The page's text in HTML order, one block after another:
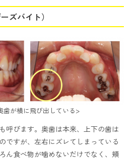
ズバイト）
歯が横に飛び出している>
呼びます。奥歯は本来、上下の歯は
ですが、左右にズレてしまっている
ん食べ物が噛めないだけでなく、頬